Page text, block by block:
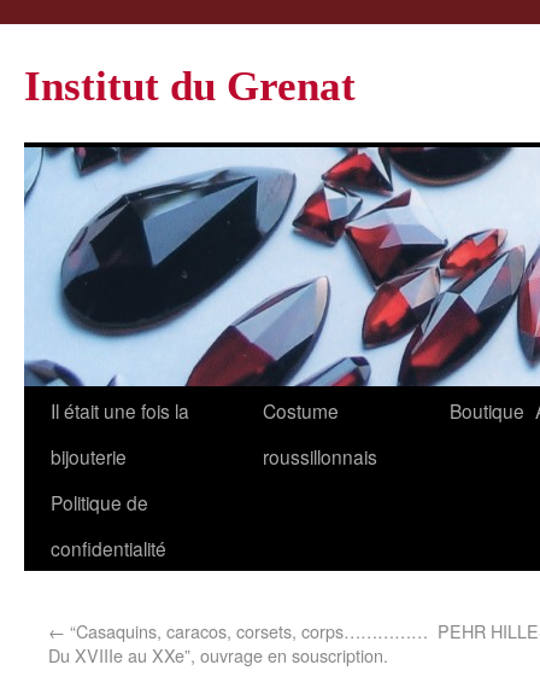
Institut du Grenat
Il était une fois la
bijouterie
Costume
roussillonnais
Boutique
Politique de
confidentialité
← “Casaquins, caracos, corsets, corps……………
Du XVIIIe au XXe”, ouvrage en souscription.
PEHR